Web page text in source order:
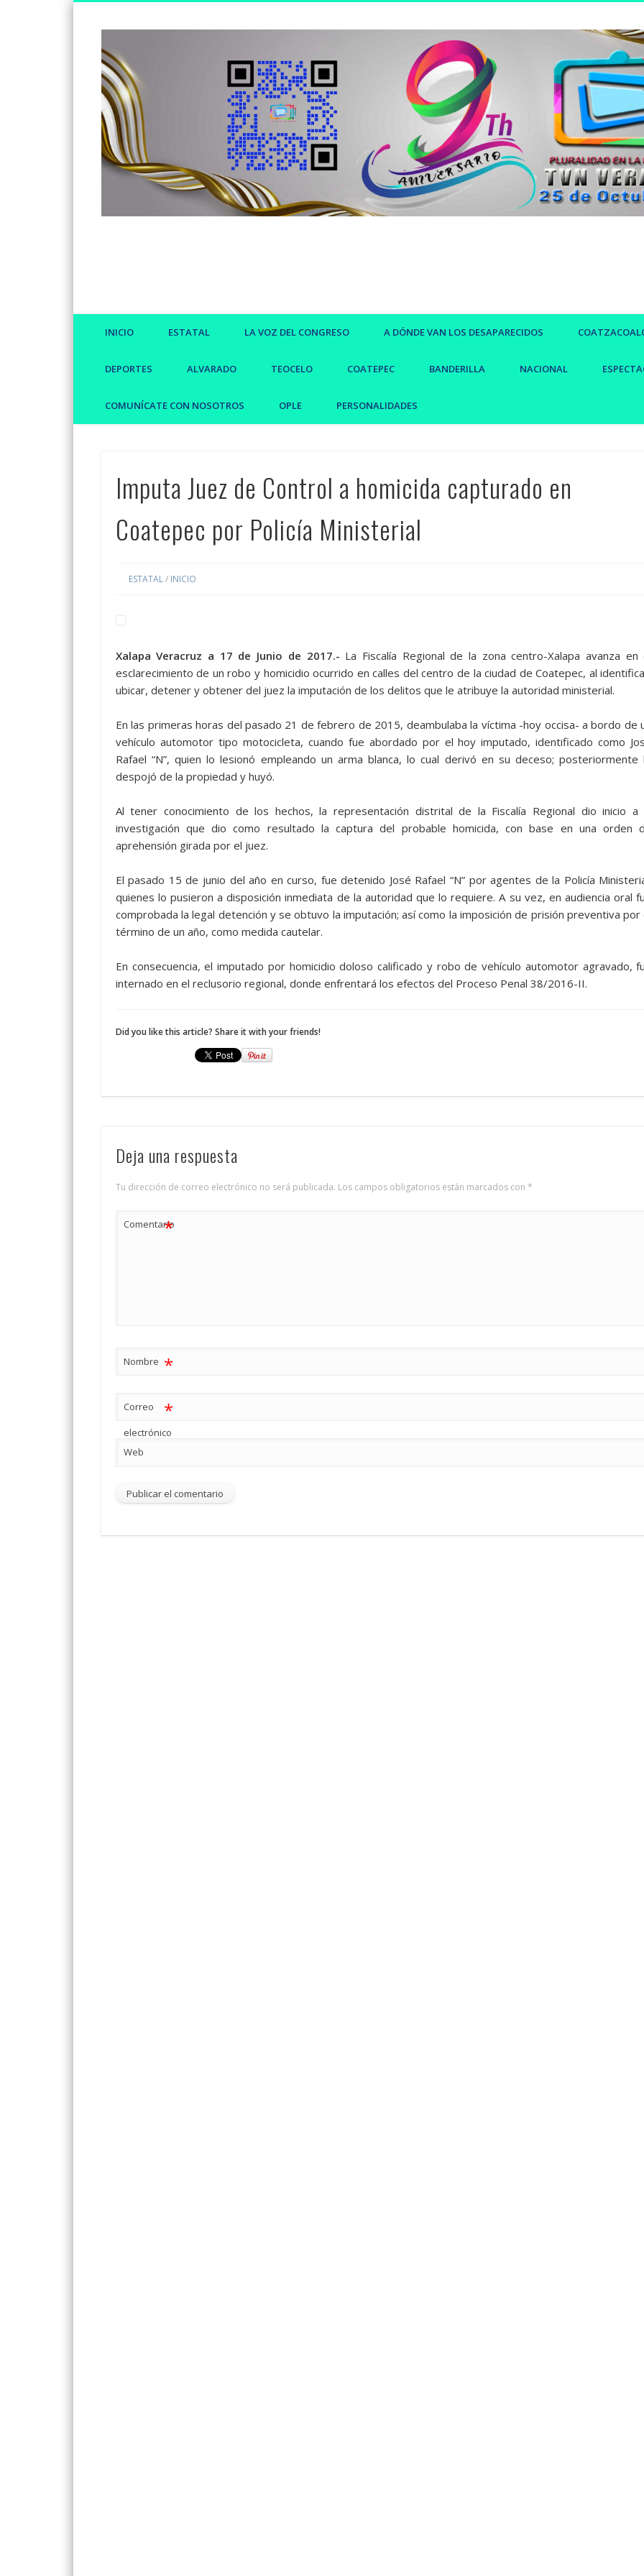
Somos un medio de información independiente, con visión joven.
INICIO ESTATAL LA VOZ DEL CONGRESO A DÓNDE VAN LOS DESAPARECIDOS
DEPORTES ALVARADO TEOCELO COATEPEC BANDERILLA NACIONAL
COMUNÍCATE CON NOSOTROS OPLE PERSONALIDADES
Imputa Juez de Control a homicida capturado en
Coatepec por Policía Ministerial
ESTATAL/ INICIO
Xalapa Veracruz a 17 de Junio de 2017.- La Fiscalía Regional de la zona centro-Xalapa avanza en
esclarecimiento de un robo y homicidio ocurrido en calles del centro de la ciudad de Coatepec, al
ubicar, detener y obtener del juez la imputación de los delitos que le atribuye la autoridad ministerial.
En las primeras horas del pasado 21 de febrero de 2015, deambulaba la víctima -hoy occisa- a bordo de
vehículo automotor tipo motocicleta, cuando fue abordado por el hoy imputado, identificado como
Rafael “N”, quien lo lesionó empleando un arma blanca, lo cual derivó en su deceso; posteriormente
despojó de la propiedad y huyó.
Al tener conocimiento de los hechos, la representación distrital de la Fiscalía Regional dio inicio a
investigación que dio como resultado la captura del probable homicida, con base en una orden
aprehensión girada por el juez.
El pasado 15 de junio del año en curso, fue detenido José Rafael “N” por agentes de la Policía
quienes lo pusieron a disposición inmediata de la autoridad que lo requiere. A su vez, en audiencia oral
comprobada la legal detención y se obtuvo la imputación; así como la imposición de prisión preventiva por
término de un año, como medida cautelar.
En consecuencia, el imputado por homicidio doloso calificado y robo de vehículo automotor agravado,
internado en el reclusorio regional, donde enfrentará los efectos del Proceso Penal 38/2016-II.
Did you like this article? Share it with your friends!
Deja una respuesta
Tu dirección de correo electrónico no será publicada. Los campos obligatorios están marcados con *
Comentario
*
Nombre *
Correo
electrónico
*
Web